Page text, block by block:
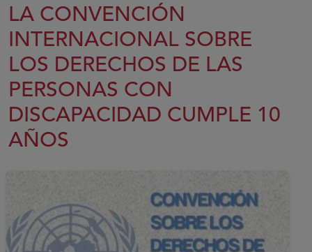
LA CONVENCIÓN
INTERNACIONAL SOBRE
LOS DERECHOS DE LAS
PERSONAS CON
DISCAPACIDAD CUMPLE 10
AÑOS